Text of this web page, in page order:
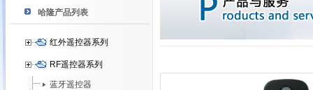
哈隆产品列表
红外遥控器系列
RF遥控器系列
蓝牙遥控器